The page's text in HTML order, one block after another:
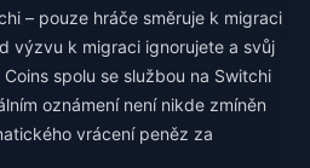
– pouze hráče směruje k migraci
výzvu k migraci ignorujete a svůj
spolu se službou na Switchi
oznámení není nikde zmíněn
vrácení peněz za